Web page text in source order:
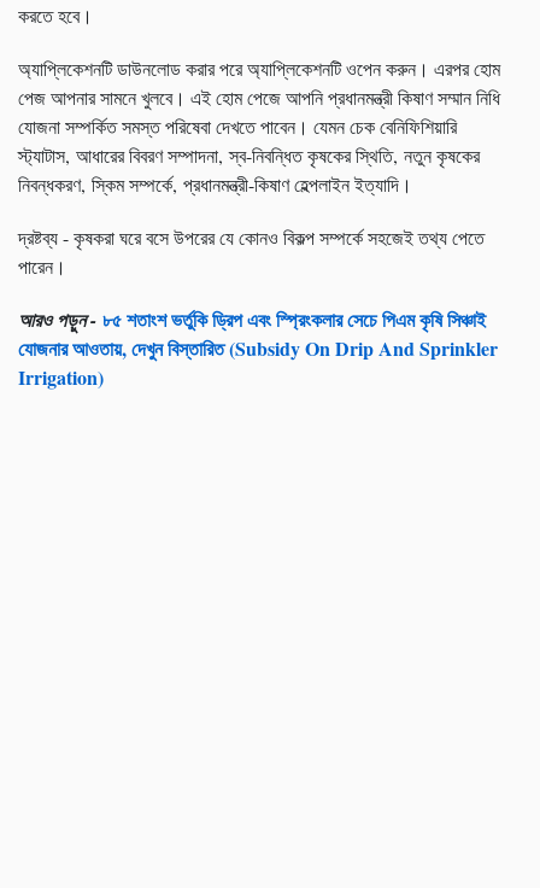
করতে হবে।
অ্যাপ্লিকেশনটি ডাউনলোড করার পরে অ্যাপ্লিকেশনটি ওপেন করুন। এরপর হোম
পেজ আপনার সামনে খুলবে। এই হোম পেজে আপনি প্রধানমন্ত্রী কিষাণ সম্মান নিধি
যোজনা সম্পর্কিত সমস্ত পরিষেবা দেখতে পাবেন। যেমন চেক বেনিফিশিয়ারি
স্ট্যাটাস, আধারের বিবরণ সম্পাদনা, স্ব-নিবন্ধিত কৃষকের স্থিতি, নতুন কৃষকের
নিবন্ধকরণ, স্কিম সম্পর্কে, প্রধানমন্ত্রী-কিষাণ হেল্পলাইন ইত্যাদি।
দ্রষ্টব্য - কৃষকরা ঘরে বসে উপরের যে কোনও বিকল্প সম্পর্কে সহজেই তথ্য পেতে
পারেন।
আরও পড়ুন - ৮৫ শতাংশ ভর্তুকি ড্রিপ এবং স্প্রিংকলার সেচে পিএম কৃষি সিঞ্চাই
যোজনার আওতায়, দেখুন বিস্তারিত (Subsidy On Drip And Sprinkler
Irrigation)